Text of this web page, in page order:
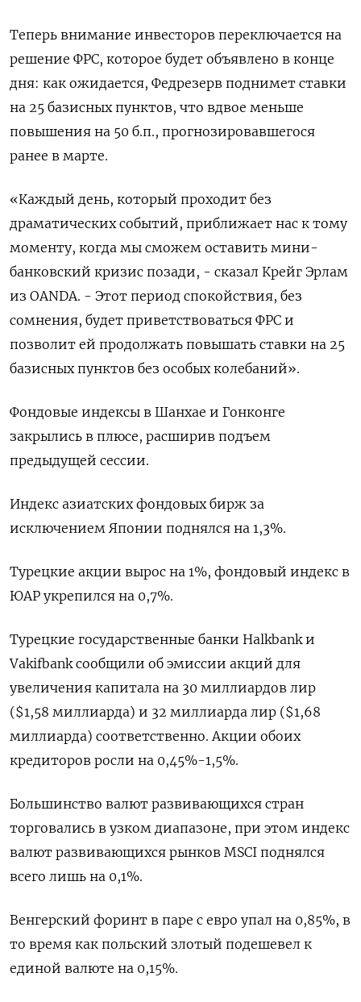
Теперь внимание инвесторов переключается на
решение ФРС, которое будет объявлено в конце
дня: как ожидается, Федрезерв поднимет ставки
на 25 базисных пунктов, что вдвое меньше
повышения на 50 б.п., прогнозировавшегося
ранее в марте.
«Каждый день, который проходит без
драматических событий, приближает нас к тому
моменту, когда мы сможем оставить мини-
банковский кризис позади, - сказал Крейг Эрлам
из OANDA. - Этот период спокойствия, без
сомнения, будет приветствоваться ФРС и
позволит ей продолжать повышать ставки на 25
базисных пунктов без особых колебаний».
Фондовые индексы в Шанхае и Гонконге
закрылись в плюсе, расширив подъем
предыдущей сессии.
Индекс азиатских фондовых бирж за
исключением Японии поднялся на 1,3%.
Турецкие акции вырос на 1%, фондовый индекс в
ЮАР укрепился на 0,7%.
Турецкие государственные банки Halkbank и
Vakifbank сообщили об эмиссии акций для
увеличения капитала на 30 миллиардов лир
($1,58 миллиарда) и 32 миллиарда лир ($1,68
миллиарда) соответственно. Акции обоих
кредиторов росли на 0,45%-1,5%.
Большинство валют развивающихся стран
торговались в узком диапазоне, при этом индекс
валют развивающихся рынков MSCI поднялся
всего лишь на 0,1%.
Венгерский форинт в паре с евро упал на 0,85%, в
то время как польский злотый подешевел к
единой валюте на 0,15%.